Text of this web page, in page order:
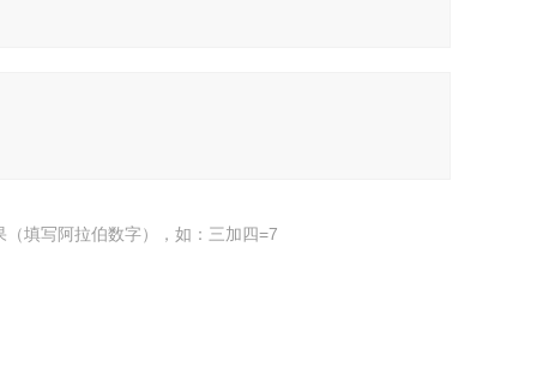
（填写阿拉伯数字），如：三加四=7